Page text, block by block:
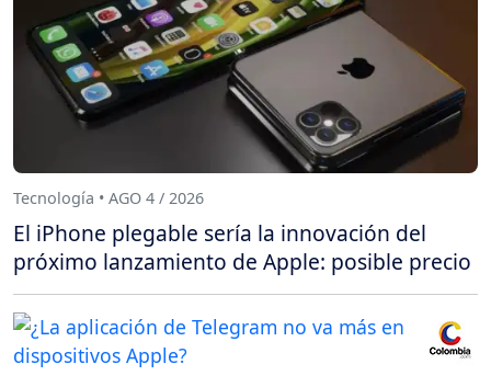
Tecnología • AGO 4 / 2026
El iPhone plegable sería la innovación del
próximo lanzamiento de Apple: posible precio